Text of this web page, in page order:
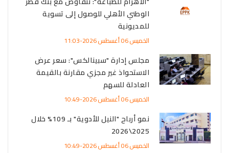
الوطني الأهلي للوصول إلى تسوية
للمديونية
الخميس 06 أغسطس 2026-11:03
مجلس إدارة "سبينالكس": سعر عرض
الاستحواذ غير مجزي مقارنة بالقيمة
العادلة للسهم
الخميس 06 أغسطس 2026-10:49
نمو أرباح "النيل للأدوية" بـ 109% خلال
2025\2026
الخميس 06 أغسطس 2026-10:49